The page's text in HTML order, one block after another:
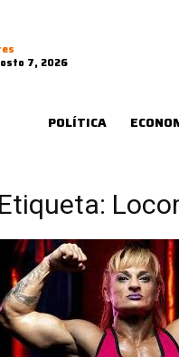
7, 2026
POLÍTICA
Etiqueta: